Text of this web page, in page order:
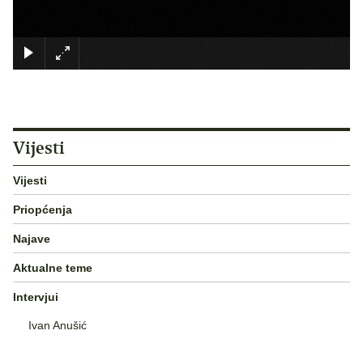
Vijesti
Vijesti
Priopćenja
Najave
Aktualne teme
Intervjui
Ivan Anušić